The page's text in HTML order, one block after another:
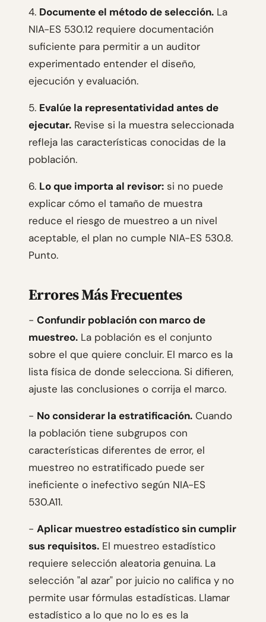
4. Documente el método de selección. La
NIA-ES 530.12 requiere documentación
suficiente para permitir a un auditor
experimentado entender el diseño,
ejecución y evaluación.
5. Evalúe la representatividad antes de
ejecutar. Revise si la muestra seleccionada
refleja las características conocidas de la
población.
6. Lo que importa al revisor: si no puede
explicar cómo el tamaño de muestra
reduce el riesgo de muestreo a un nivel
aceptable, el plan no cumple NIA-ES 530.8.
Punto.
Errores Más Frecuentes
- Confundir población con marco de
muestreo. La población es el conjunto
sobre el que quiere concluir. El marco es la
lista física de donde selecciona. Si difieren,
ajuste las conclusiones o corrija el marco.
- No considerar la estratificación. Cuando
la población tiene subgrupos con
características diferentes de error, el
muestreo no estratificado puede ser
ineficiente o inefectivo según NIA-ES
530.A11.
- Aplicar muestreo estadístico sin cumplir
sus requisitos. El muestreo estadístico
requiere selección aleatoria genuina. La
selección "al azar" por juicio no califica y no
permite usar fórmulas estadísticas. Llamar
estadístico a lo que no lo es es la